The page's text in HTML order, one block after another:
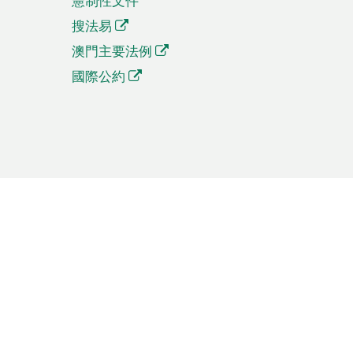
搜法易
澳門主要法例
國際公約